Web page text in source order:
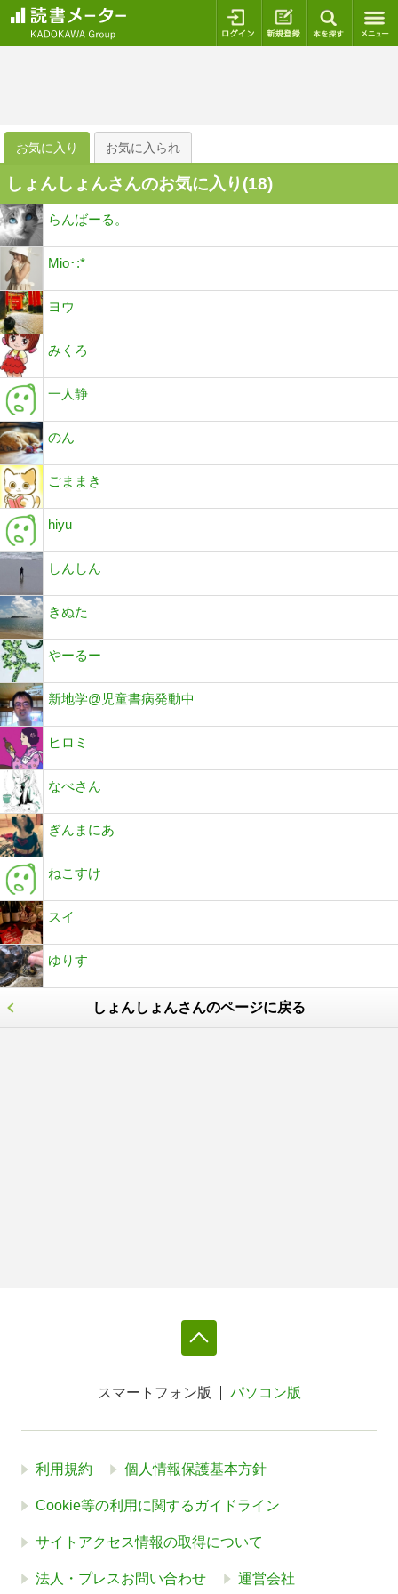
ログイン 新規登録
お気に入り お気に入られ
しょんしょんさんのお気に入り(18)
らんばーる。
Mio･:*
ヨウ
みくろ
一人静
のん
ごままき
hiyu
しんしん
きぬた
やーるー
新地学@児童書病発動中
ヒロミ
なべさん
ぎんまにあ
ねこすけ
スイ
ゆりす
しょんしょんさんのページに戻る
スマートフォン版 パソコン版
利用規約 個人情報保護基本方針
Cookie等の利用に関するガイドライン
サイトアクセス情報の取得について
法人・プレスお問い合わせ 運営会社